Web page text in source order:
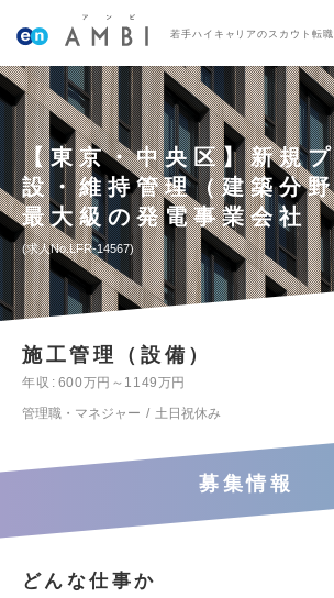
若手ハイキャリアのスカウト転職
【東京・中央区】新規
設・維持管理（建築分
最大級の発電事業会社
求人No.LFR-14567
施工管理（設備）
年収
600万円～1149万円
管理職・マネジャー
土日祝休み
募集情報
どんな仕事か